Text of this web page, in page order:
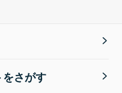
さがす